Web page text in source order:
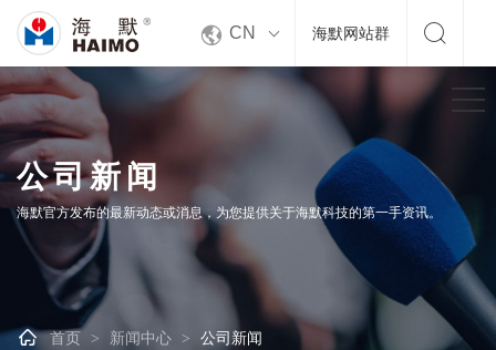
 CN 海默网站群 
公司新闻
海默官方发布的最新动态或消息，为您提供关于海默科技的第一手资讯。
 首页 > 新闻中心 > 公司新闻